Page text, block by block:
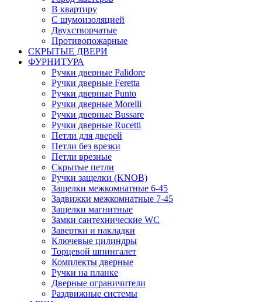
В квартиру
С шумоизоляцией
Двухстворчатые
Противопожарные
СКРЫТЫЕ ДВЕРИ
ФУРНИТУРА
Ручки дверные Palidore
Ручки дверные Feretta
Ручки дверные Punto
Ручки дверные Morelli
Ручки дверные Bussare
Ручки дверные Rucetti
Петли для дверей
Петли без врезки
Петли врезные
Скрытые петли
Ручки защелки (KNOB)
Защелки межкомнатные 6-45
Задвижки межкомнатные 7-45
Защелки магнитные
Замки сантехнические WC
Завертки и накладки
Ключевые цилиндры
Торцевой шпингалет
Комплекты дверные
Ручки на планке
Дверные ограничители
Раздвижные системы